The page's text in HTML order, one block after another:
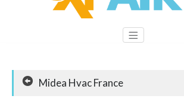
Midea Hvac France